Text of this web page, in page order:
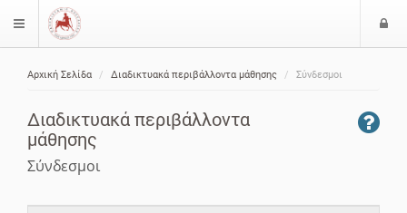
$langMenu
Αρχική Σελίδα Διαδικτυακά περιβάλλοντα μάθησης Σύνδεσμοι
Διαδικτυακά περιβάλλοντα
μάθησης
Σύνδεσμοι